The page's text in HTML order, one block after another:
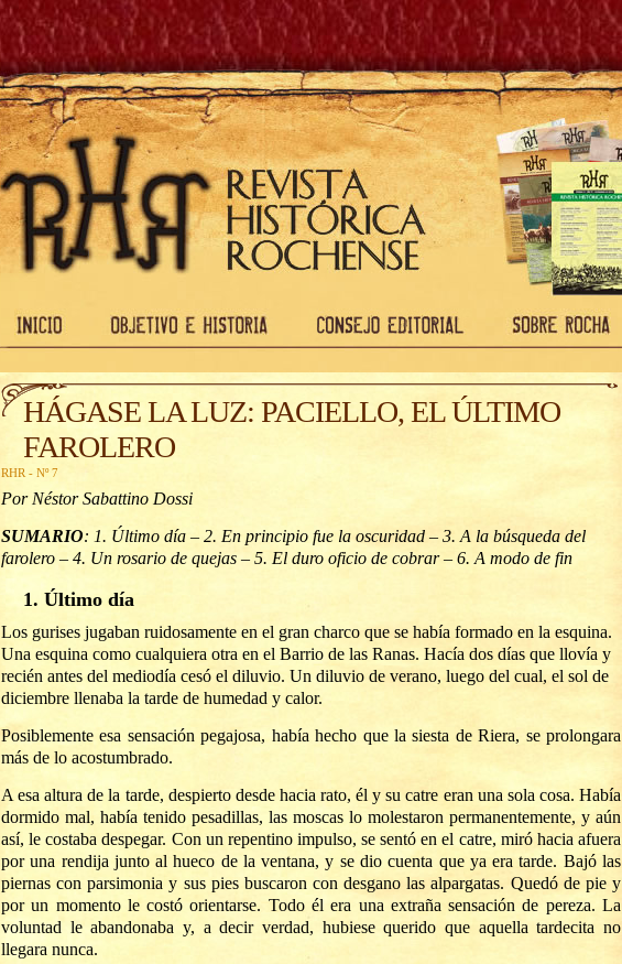
HÁGASE LA LUZ: PACIELLO, EL ÚLTIMO
FAROLERO
RHR - Nº 7
Por Néstor Sabattino Dossi
SUMARIO: 1. Último día – 2. En principio fue la oscuridad – 3. A la búsqueda del
farolero – 4. Un rosario de quejas – 5. El duro oficio de cobrar – 6. A modo de fin
1. Último día
Los gurises jugaban ruidosamente en el gran charco que se había formado en la esquina.
Una esquina como cualquiera otra en el Barrio de las Ranas. Hacía dos días que llovía y
recién antes del mediodía cesó el diluvio. Un diluvio de verano, luego del cual, el sol de
diciembre llenaba la tarde de humedad y calor.
Posiblemente esa sensación pegajosa, había hecho que la siesta de Riera, se prolongara
más de lo acostumbrado.
A esa altura de la tarde, despierto desde hacia rato, él y su catre eran una sola cosa. Había
dormido mal, había tenido pesadillas, las moscas lo molestaron permanentemente, y aún
así, le costaba despegar. Con un repentino impulso, se sentó en el catre, miró hacia afuera
por una rendija junto al hueco de la ventana, y se dio cuenta que ya era tarde. Bajó las
piernas con parsimonia y sus pies buscaron con desgano las alpargatas. Quedó de pie y
por un momento le costó orientarse. Todo él era una extraña sensación de pereza. La
voluntad le abandonaba y, a decir verdad, hubiese querido que aquella tardecita no
llegara nunca.